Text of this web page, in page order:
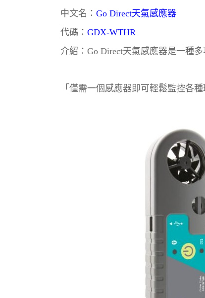
中文名： Go Direct天氣感應器
代碼： GDX-WTHR
介紹： Go Direct天氣感應器是一種
「僅需一個感應器即可輕鬆監控各種